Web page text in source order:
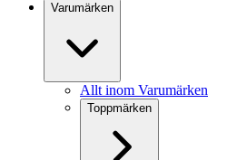
Varumärken
Allt inom Varumärken
Toppmärken